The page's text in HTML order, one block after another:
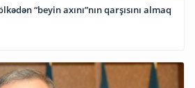
“beyin axını”nın qarşısını almaq